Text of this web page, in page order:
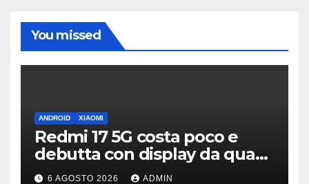
You missed
ANDROID XIAOMI
Redmi 17 5G costa poco e
debutta con display da quasi
7 pollici e batteria enorme
6 AGOSTO 2026 ADMIN